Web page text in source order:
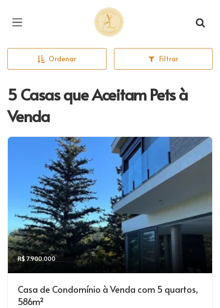
Página inicial
Ordenar Filtrar
5 Casas que Aceitam Pets à
Venda
R$ 7.900.000
Casa de Condomínio à Venda com 5 quartos,
586m²